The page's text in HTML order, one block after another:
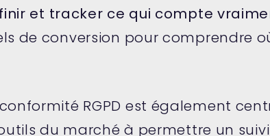
et tracker ce qui compte
de conversion pour comprendre
RGPD est également
du marché à permettre un